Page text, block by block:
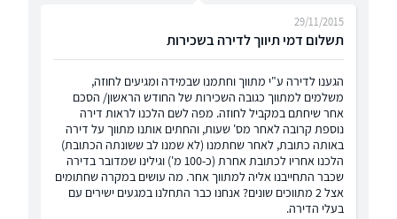
תשלום דמי תיווך לדירה בשכירות
29/11/2015
הגענו לדירה ע"י מתווך וחתמנו שבמידה ומגיעים לחוזה,
משלמים למתווך כגובה השכירות של החודש הראשון/ הסכם
אחר שיחתם במקביל לחוזה. מפה לשם הלכנו לראות דירה
נוספת קרובה לאחר מס' שעות, והחתים אותנו מתווך על דירה
באותה כתובת, לאחר שחתמנו (לא שמנו לב ששונתה הכתובת)
הלכנו אחריו לכתובת אחרת (כ-100 מ') וגילינו שמדובר בדירה
שכבר התחייבנו אליה למתווך אחר. מה עושים במקרה שחתומים
אצל 2 מתווכים שונים? אנחנו כבר התחלנו במגעים ישירים עם
בעלי הדירה.